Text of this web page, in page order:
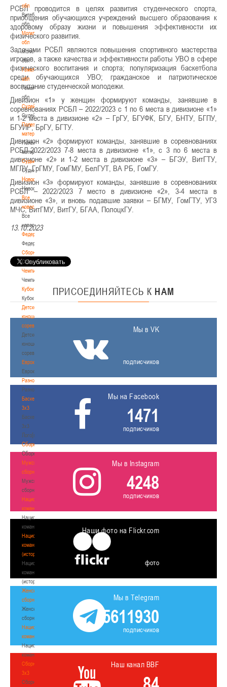
обл
Витебская
обл
Могилевская
обл
Могилевская
обл
Гомельская
обл
Гомельская
обл
Судейство
Судейство
Полезные
материалы
Полезные
материалы
Судьи
Судьи
Новости
Новости
Все
новости
Все
новости
Федерация
Федерация
Сборные
Сборные
Чемпионат
Чемпионат
Кубок
Кубок
Детско-
юношеские
соревнования
Детско-
юношеские
соревнования
Еврокубки
Еврокубки
Разное
Разное
Баскетбол
3х3
Баскетбол
3х3
Лого[modid=121]
Сборные
Сборные
Мужские
сборные
Мужские
сборные
Национальная
команда
Национальная
команда
Национальная
команда
(история)
Национальная
команда
(история)
Женские
сборные
Женские
сборные
Национальная
команда
Национальная
команда
Сборные
3х3
Сборные
РСБЛ проводится в целях развития студенческого спорта,
приобщения обучающихся учреждений высшего образования к
здоровому образу жизни и повышения эффективности их
физического развития.
Задачами РСБЛ являются повышения спортивного мастерства
игроков, а также качества и эффективности работы УВО в сфере
физического воспитания и спорта; популяризация баскетбола
среди обучающихся УВО; гражданское и патриотическое
воспитание студенческой молодежи.
Дивизион «1» у женщин формируют команды, занявшие в
соревнованиях РСБЛ – 2022/2023 с 1 по 6 места в дивизионе «1»
и 1-2 места в дивизионе «2» – ГрГУ, БГУФК, БГУ, БНТУ, БГПУ,
БГУИР, БрГУ, БГТУ.
Дивизион «2» формируют команды, занявшие в соревнованиях
РСБЛ-2022/2023 7-8 места в дивизионе «1», с 3 по 6 места в
дивизионе «2» и 1-2 места в дивизионе «3» – БГЭУ, ВитГТУ,
МГЛУ, ГрГМУ, ГомГМУ, БелГУТ, ВА РБ, ГомГУ.
Дивизион «3» формируют команды, занявшие в соревнованиях
РСБЛ – 2022/2023 7 место в дивизионе «2», 3-4 места в
дивизионе «3», и вновь подавшие заявки – БГМУ, ГомГТУ, УГЗ
МЧС, ВитГМУ, ВитГУ, БГАА, ПолоцкГУ.
13.10.2023
ПРИСОЕДИНЯЙТЕСЬ К НАМ
Мы в VK
подписчиков
Мы на Facebook
1471
подписчиков
Мы в Instagram
4248
подписчиков
Наши фото на Flickr.com
фото
Мы в Telegram
5611930
подписчиков
Наш канал BBF